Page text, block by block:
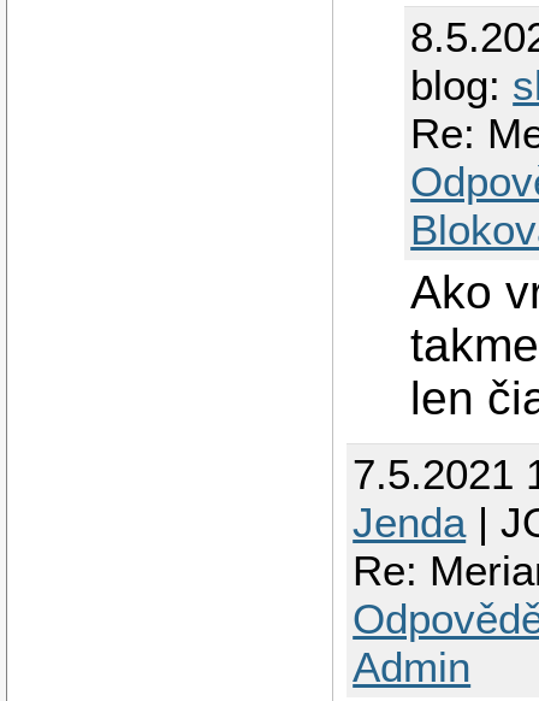
blog:
Re:
Ako
len
7.5.2021
Jenda|
Re:
Admin